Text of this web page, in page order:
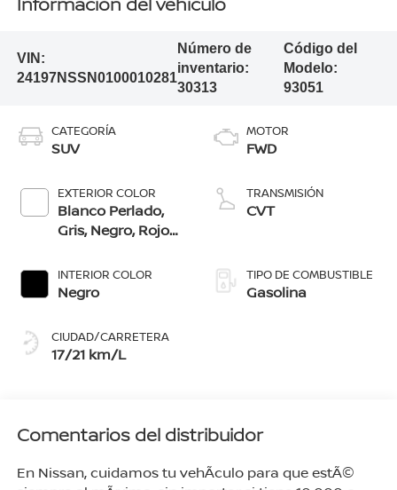
VIN:
24197NSSN0100010281
Número de
inventario:
30313
Código del
Modelo:
93051
CATEGORÍA
SUV
EXTERIOR COLOR
Blanco Perlado,
Gris, Negro, Rojo
Acero, Cafã‰
Pecano
INTERIOR COLOR
Negro
CIUDAD/CARRETERA
17/21 km/L
MOTOR
FWD
TRANSMISIÓN
CVT
TIPO DE COMBUSTIBLE
Gasolina
Comentarios del distribuidor
En Nissan, cuidamos tu vehÃ­culo para que estÃ©